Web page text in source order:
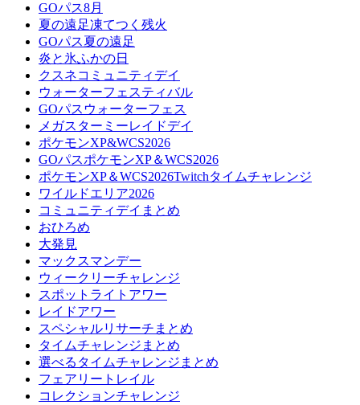
GOパス8月
夏の遠足凍てつく残火
GOパス夏の遠足
炎と氷ふかの日
クスネコミュニティデイ
ウォーターフェスティバル
GOパスウォーターフェス
メガスターミーレイドデイ
ポケモンXP&WCS2026
GOパスポケモンXP＆WCS2026
ポケモンXP＆WCS2026Twitchタイムチャレンジ
ワイルドエリア2026
コミュニティデイまとめ
おひろめ
大発見
マックスマンデー
ウィークリーチャレンジ
スポットライトアワー
レイドアワー
スペシャルリサーチまとめ
タイムチャレンジまとめ
選べるタイムチャレンジまとめ
フェアリートレイル
コレクションチャレンジ